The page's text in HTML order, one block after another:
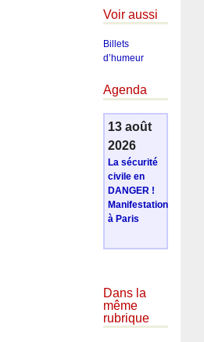
Voir aussi
Billets
d’humeur
Agenda
13 août
2026
La sécurité
civile en
DANGER !
Manifestation
à Paris
Dans la
même
rubrique